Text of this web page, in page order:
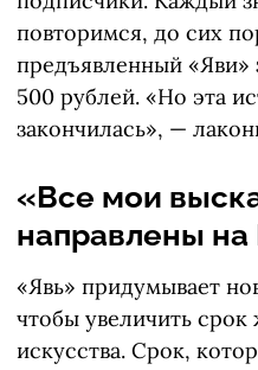
повторимся, до сих
предъявленный «Яви»
500 рублей. «Но эта
закончилась», —
«Все мои
направлены
«Явь» придумывает
чтобы увеличить срок
искусства. Срок,